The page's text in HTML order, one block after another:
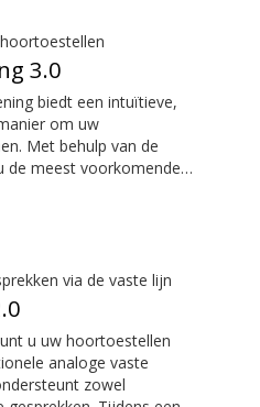
Audio ondersteunen om
LE Adapter. De
met een 3,5 mm mini-
met de adapter, omdat
om de audio via de
lopen in plaats van via
wordt geproduceerd
3.0
biedt een intuïtieve,
om uw
Met behulp van de
de meest voorkomende
via de vaste lijn
u uw hoortoestellen
analoge vaste
zowel